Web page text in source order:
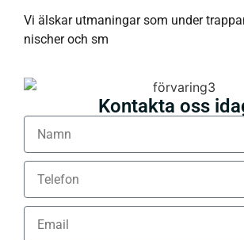
Vi älskar utmaningar som under
nischer och sm
Kontakta oss